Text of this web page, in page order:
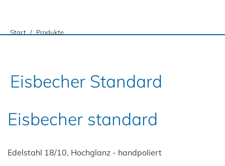
Sie befinden sich hier:
Start Produkte
Eisbecher Standard
Eisbecher standard
Edelstahl 18/10, Hochglanz - handpoliert